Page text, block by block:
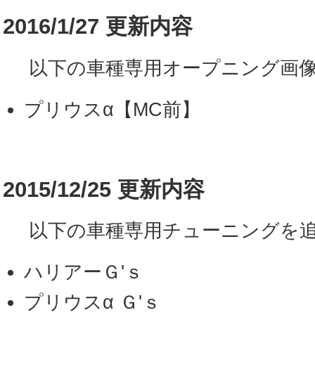
2016/1/27 更新内容
以下の車種専用オープニング画
プリウスα【MC前】
2015/12/25 更新内容
以下の車種専用チューニングを
ハリアーＧ'ｓ
プリウスα Ｇ'ｓ